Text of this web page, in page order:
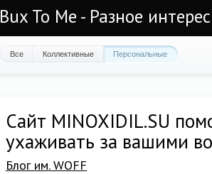
Bux To Me - Разное
Все Коллективные Персональные
Сайт MINOXIDIL.SU
ухаживать за вашими
Блог им. WOFF